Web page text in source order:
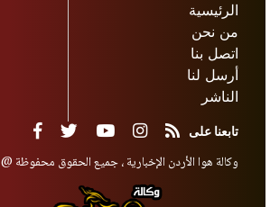
الرئيسية
من نحن
اتصل بنا
أرسل لنا
الناشر
تابعنا على
وكالة هوا الأردن الإخبارية ، جميع الحقوق محفوظة @ 2023